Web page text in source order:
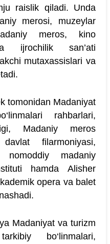
raislik qiladi. Unda
merosi, muzeylar
meros, kino
ijrochilik san’ati
mutaxassislari va
tomonidan Madaniyat
rahbarlari,
Madaniy meros
filarmoniyasi,
nomoddiy madaniy
hamda Alisher
opera va balet
Madaniyat va turizm
bo‘linmalari,